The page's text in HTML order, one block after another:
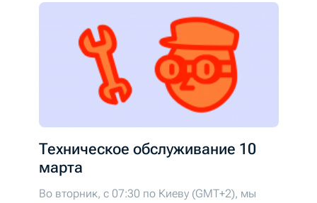
Техническое обслуживание 10
марта
Во вторник, с 07:30 по Киеву (GMT+2), мы